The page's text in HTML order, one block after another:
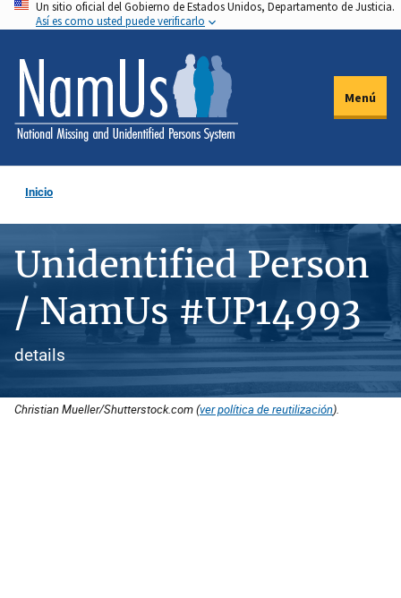
Pasar
al
contenido
principal
Un sitio oficial del Gobierno de Estados Unidos, Departamento de Justicia.
Así es como usted puede verificarlo
Menú
Inicio
Unidentified Person
/ NamUs #UP14993
details
Christian Mueller/Shutterstock.com (ver política de reutilización).